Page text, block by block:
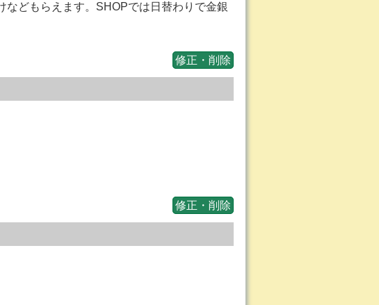
などもらえます。SHOPでは日替わりで金銀
修正・削除
修正・削除